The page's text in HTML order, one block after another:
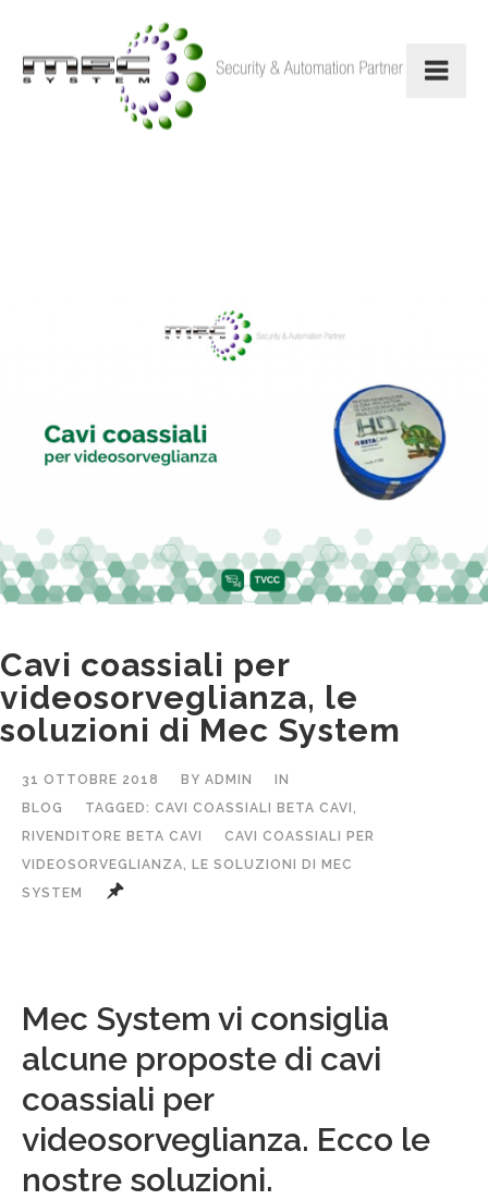
Cavi coassiali per
videosorveglianza, le
soluzioni di Mec System
31 OTTOBRE 2018 BY ADMIN
IN
BLOG
TAGGED: CAVI COASSIALI BETA CAVI ,
RIVENDITORE BETA CAVI
CAVI COASSIALI PER
VIDEOSORVEGLIANZA, LE SOLUZIONI DI MEC
SYSTEM
Mec System vi consiglia
alcune proposte di cavi
coassiali per
videosorveglianza. Ecco le
nostre soluzioni.